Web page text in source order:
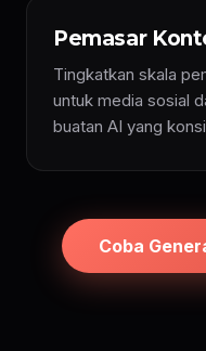
Pemasar
Tingkatkan skala
untuk media sosial
buatan AI yang
Coba